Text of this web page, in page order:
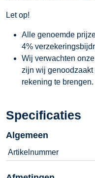
Let op!
Alle genoemde
4%
Wij verwachten
zijn wij
rekening te brengen.
Specificaties
Algemeen
Artikelnummer